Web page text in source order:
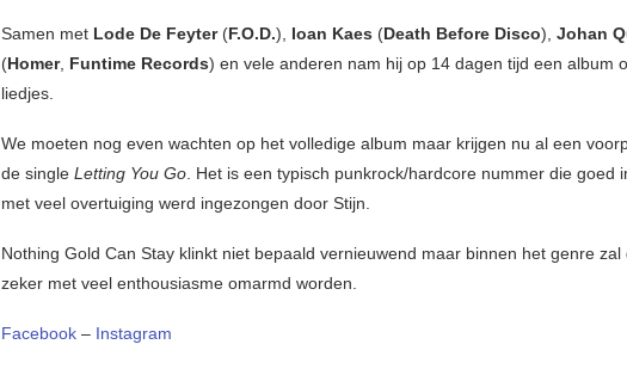
Samen met Lode De Feyter(F.O.D.), Ioan Kaes (Death Before Disco), Johan
(Homer, Funtime Records) en vele anderen nam hij op 14 dagen tijd een album
liedjes.
We moeten nog even wachten op het volledige album maar krijgen nu al een
de single Letting You Go. Het is een typisch punkrock/hardcore nummer die goed
met veel overtuiging werd ingezongen door Stijn.
Nothing Gold Can Stay klinkt niet bepaald vernieuwend maar binnen het genre zal
zeker met veel enthousiasme omarmd worden.
Facebook – Instagram